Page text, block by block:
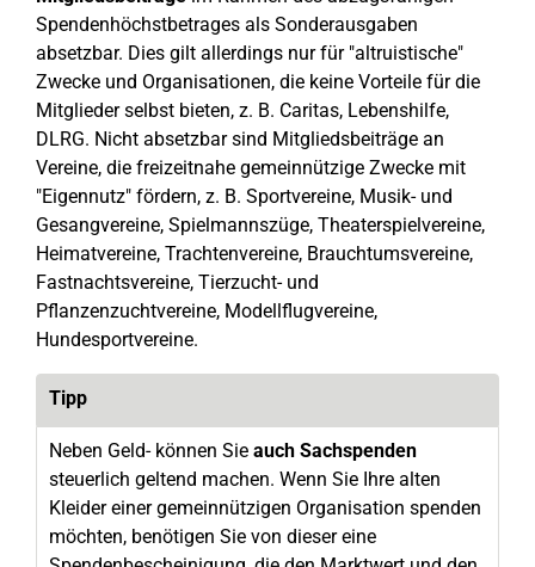
Spendenhöchstbetrages als Sonderausgaben
absetzbar. Dies gilt allerdings nur für "altruistische"
Zwecke und Organisationen, die keine Vorteile für die
Mitglieder selbst bieten, z. B. Caritas, Lebenshilfe,
DLRG. Nicht absetzbar sind Mitgliedsbeiträge an
Vereine, die freizeitnahe gemeinnützige Zwecke mit
"Eigennutz" fördern, z. B. Sportvereine, Musik- und
Gesangvereine, Spielmannszüge, Theaterspielvereine,
Heimatvereine, Trachtenvereine, Brauchtumsvereine,
Fastnachtsvereine, Tierzucht- und
Pflanzenzuchtvereine, Modellflugvereine,
Hundesportvereine.
Tipp
Neben Geld- können Sie auch Sachspenden
steuerlich geltend machen. Wenn Sie Ihre alten
Kleider einer gemeinnützigen Organisation spenden
möchten, benötigen Sie von dieser eine